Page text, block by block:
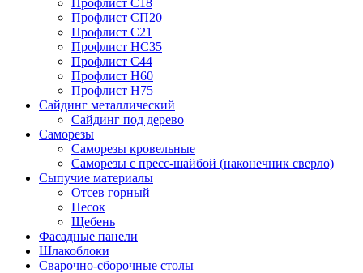
Профлист СП20
Профлист С21
Профлист НС35
Профлист С44
Профлист Н60
Профлист Н75
Сайдинг металлический
Cайдинг под дерево
Саморезы
Саморезы кровельные
Саморезы с пресс-шайбой (наконечник сверло)
Сыпучие материалы
Отсев горный
Песок
Щебень
Фасадные панели
Шлакоблоки
Сварочно-сборочные столы